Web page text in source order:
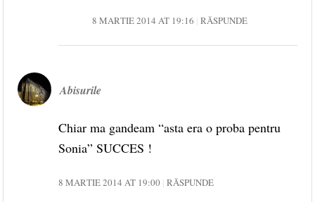
8 MARTIE 2014 AT 19:16 RĂSPUNDE
Abisurile
Chiar ma gandeam “asta era o proba pentru
Sonia” SUCCES !
8 MARTIE 2014 AT 19:00 RĂSPUNDE